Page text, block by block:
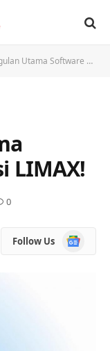
Software Akuntansi LIMAX!
LIMAX!
0
Follow Us
Google
News